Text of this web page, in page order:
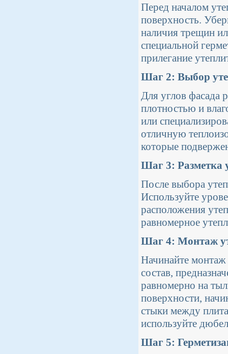
Перед началом
поверхность.
наличия трещин
специальной
прилегание
Шаг 2: Выбор
Для углов фасада
плотностью и
или
отличную
которые
Шаг 3: Разметка
После выбора
Используйте
расположения
равномерное
Шаг 4: Монтаж
Начинайте монтаж
состав,
равномерно на
поверхности,
стыки между
используйте
Шаг 5: